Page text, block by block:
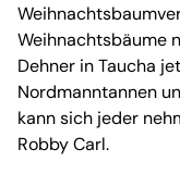
Weihnachtsbäume
Dehner in Taucha
Nordmanntannen
kann sich jeder
Robby Carl.